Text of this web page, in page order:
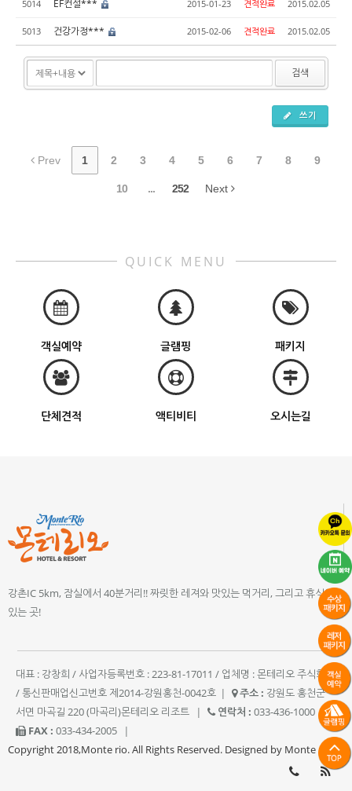
5014 EF컨설*** 2015-01-23 견적완료 2015.02.05
5013 건강가정*** 2015-02-06 견적완료 2015.02.05
검색
쓰기
Prev 1 2 3 4 5 6 7 8 9
10 ... 252 Next
QUICK MENU
객실예약 글램핑 패키지
단체견적 액티비티 오시는길
강촌IC 5km, 잠실에서 40분거리!! 짜릿한 레져와 맛있는 먹거리, 그리고 휴식이
있는 곳!
대표 : 강창희 / 사업자등록번호 : 223-81-17011 / 업체명 : 몬테리오 주식회사
/ 통신판매업신고번호 제2014-강원홍천-0042호 | 주소 : 강원도 홍천군
서면 마곡길 220 (마곡리)몬테리오 리조트
| 연락처 : 033-436-1000
|
FAX : 033-434-2005
|
Copyright 2018,Monte rio. All Rights Reserved. Designed by Monte rio.